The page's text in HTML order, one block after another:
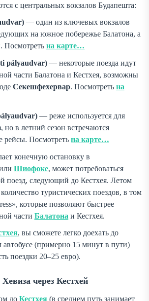
с центральных вокзалов Будапешта:
— один из ключевых вокзалов
на южное побережье Балатона, а
Посмотреть на карте…
pályaudvar) — некоторые поезда идут
части Балатона и Кестхея, возможны
Секешфехервар. Посмотреть на
— реже используется для
но в летний сезон встречаются
рейсы. Посмотреть на карте…
конечную остановку в
Шиофоке, может потребоваться
поезд, следующий до Кестхея. Летом
туристических поездов, в том
которые позволяют быстрее
части Балатона и Кестхея.
, вы сможете легко доехать до
автобусе (примерно 15 минут в пути)
поездки 20–25 евро).
через Кестхей
до Кестхея (в среднем путь занимает